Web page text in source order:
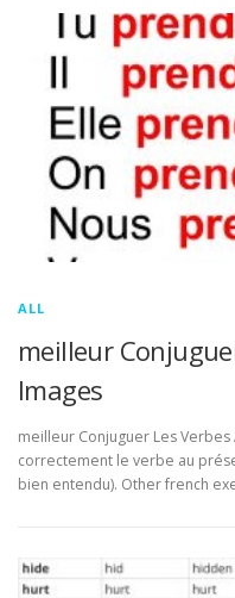
ALL
meilleur
Images
meilleur Conjuguer Les Verbes
correctement le verbe au
bien entendu). Other french